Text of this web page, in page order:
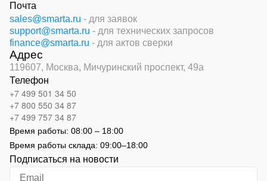
Почта
sales@smarta.ru - для заявок
support@smarta.ru - для технических запросов
finance@smarta.ru - для актов сверки
Адрес
119607, Москва, Мичуринский проспект, 49а
Телефон
+7 499 501 34 50
+7 800 550 34 87
+7 499 757 34 87
Время работы: 08:00 – 18:00
Время работы склада: 09:00–18:00
Подписаться на новости